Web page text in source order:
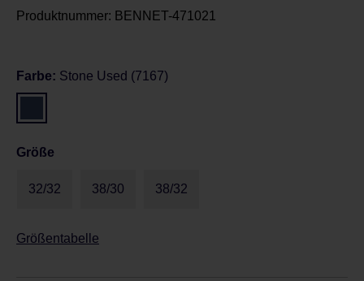
Produktnummer: BENNET-471021
Farbe: Stone Used (7167)
Größe
32/32 38/30 38/32
Größentabelle